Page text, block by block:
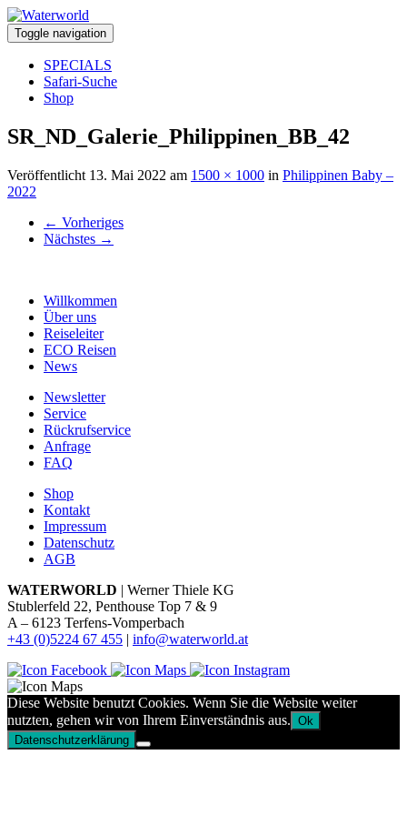
Toggle navigation
SPECIALS
Safari-Suche
Shop
SR_ND_Galerie_Philippinen_BB_42
Veröffentlicht 13. Mai 2022 am 1500 × 1000 in Philippinen Baby –
2022
← Vorheriges
Nächstes →
Willkommen
Über uns
Reiseleiter
ECO Reisen
News
Newsletter
Service
Rückrufservice
Anfrage
FAQ
Shop
Kontakt
Impressum
Datenschutz
AGB
WATERWORLD | Werner Thiele KG
Stublerfeld 22, Penthouse Top 7 & 9
A – 6123 Terfens-Vomperbach
+43 (0)5224 67 455 | info@waterworld.at
Diese Website benutzt Cookies. Wenn Sie die Website weiter
nutzten, gehen wir von Ihrem Einverständnis aus. Ok
Datenschutzerklärung